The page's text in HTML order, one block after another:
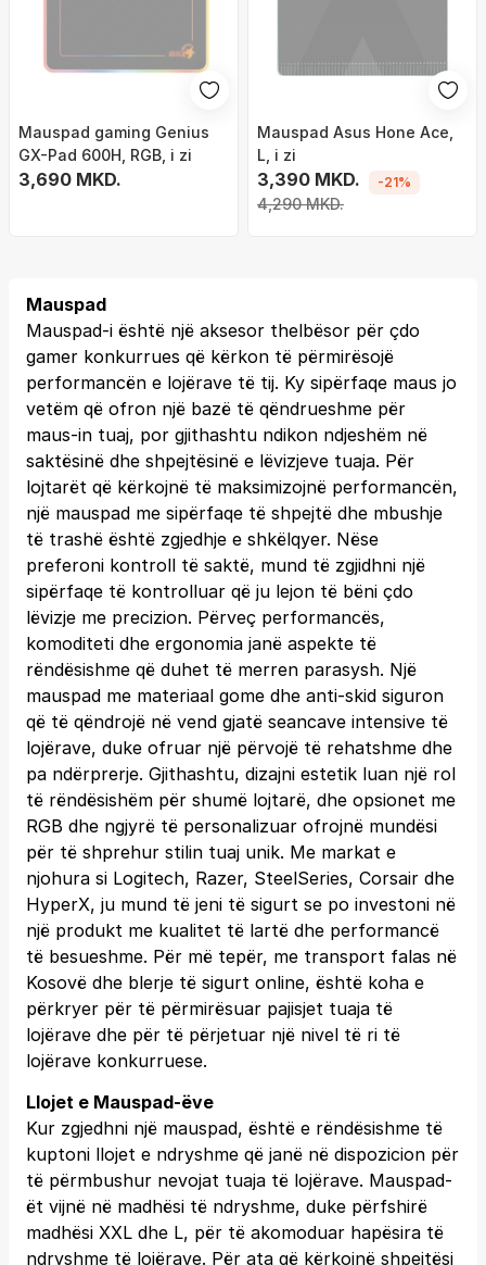
Mauspad gaming Genius
GX-Pad 600H, RGB, i zi
3,690 MKD.
Mauspad Asus Hone Ace,
L, i zi
3,390 MKD.
4,290 MKD.
-21%
Mauspad
Mauspad-i është një aksesor thelbësor për çdo
gamer konkurrues që kërkon të përmirësojë
performancën e lojërave të tij. Ky sipërfaqe maus jo
vetëm që ofron një bazë të qëndrueshme për
maus-in tuaj, por gjithashtu ndikon ndjeshëm në
saktësinë dhe shpejtësinë e lëvizjeve tuaja. Për
lojtarët që kërkojnë të maksimizojnë performancën,
një mauspad me sipërfaqe të shpejtë dhe mbushje
të trashë është zgjedhje e shkëlqyer. Nëse
preferoni kontroll të saktë, mund të zgjidhni një
sipërfaqe të kontrolluar që ju lejon të bëni çdo
lëvizje me precizion. Përveç performancës,
komoditeti dhe ergonomia janë aspekte të
rëndësishme që duhet të merren parasysh. Një
mauspad me materiaal gome dhe anti-skid siguron
që të qëndrojë në vend gjatë seancave intensive të
lojërave, duke ofruar një përvojë të rehatshme dhe
pa ndërprerje. Gjithashtu, dizajni estetik luan një rol
të rëndësishëm për shumë lojtarë, dhe opsionet me
RGB dhe ngjyrë të personalizuar ofrojnë mundësi
për të shprehur stilin tuaj unik. Me markat e
njohura si Logitech, Razer, SteelSeries, Corsair dhe
HyperX, ju mund të jeni të sigurt se po investoni në
një produkt me kualitet të lartë dhe performancë
të besueshme. Për më tepër, me transport falas në
Kosovë dhe blerje të sigurt online, është koha e
përkryer për të përmirësuar pajisjet tuaja të
lojërave dhe për të përjetuar një nivel të ri të
lojërave konkurruese.
Llojet e Mauspad-ëve
Kur zgjedhni një mauspad, është e rëndësishme të
kuptoni llojet e ndryshme që janë në dispozicion për
të përmbushur nevojat tuaja të lojërave. Mauspad-
ët vijnë në madhësi të ndryshme, duke përfshirë
madhësi XXL dhe L, për të akomoduar hapësira të
ndryshme të lojërave. Për ata që kërkojnë shpejtësi